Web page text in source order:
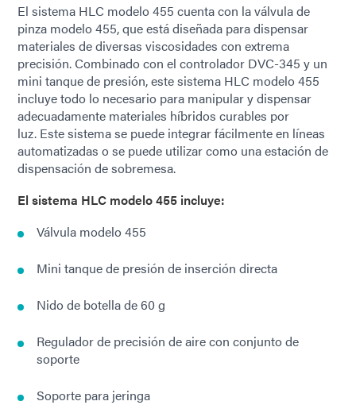
El sistema HLC modelo 455 cuenta con la válvula de
pinza modelo 455, que está diseñada para dispensar
materiales de diversas viscosidades con extrema
precisión. Combinado con el controlador DVC-345 y un
mini tanque de presión, este sistema HLC modelo 455
incluye todo lo necesario para manipular y dispensar
adecuadamente materiales híbridos curables por
luz. Este sistema se puede integrar fácilmente en líneas
automatizadas o se puede utilizar como una estación de
dispensación de sobremesa.
El sistema HLC modelo 455 incluye:
Válvula modelo 455
Mini tanque de presión de inserción directa
Nido de botella de 60 g
Regulador de precisión de aire con conjunto de
soporte
Soporte para jeringa